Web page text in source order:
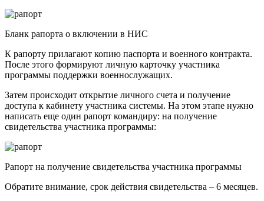
Бланк рапорта о включении в НИС
К рапорту прилагают копию паспорта и военного контракта.
После этого формируют личную карточку участника
программы поддержки военнослужащих.
Затем происходит открытие личного счета и получение
доступа к кабинету участника системы. На этом этапе нужно
написать еще один рапорт командиру: на получение
свидетельства участника программы:
Рапорт на получение свидетельства участника программы
Обратите внимание, срок действия свидетельства – 6 месяцев.